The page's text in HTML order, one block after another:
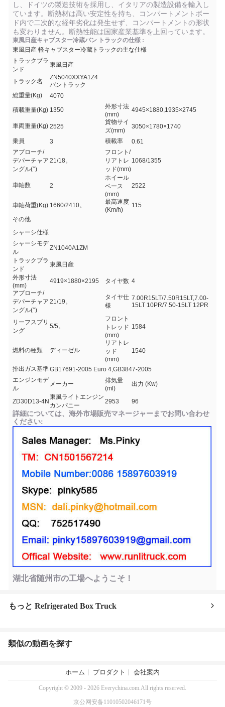
し、ドイツの製造技術を採用し、イタリアの製造設備を輸入し
ています。断熱材は高い安定性を持ち、コンパートメントボー
ド内で二次的な経年劣化は発生せず、コンパートメントの形状
も変わりません。断熱性能は国家産業基準を上回っています。
東風日産キャブスター冷蔵バン トラックの仕様 :
東風日産 軽キャブスター冷蔵トラックの主な仕様
トラックブラ
ンド
東風日産
トラック名
ZN5040XXYA1Z4
バントラック
総重量(Kg)
4070
積載重量(Kg) 1350
外形寸法
(mm)
4945×1880,1935×2745
車両重量(Kg) 2525
貨物サイ
ズ(mm)
3050×1780×1740
乗員 3 積載率
0.61
アプローチ/
デパーチャア
ングル(°)
21/18。
フロント/
リアトレ
ッド(mm)
1068/1355
車軸数 2
ホイール
ベース
(mm)
2522
車軸荷重(Kg) 1660/2410。
最高速度
(Km/h)
115
その他
シャーシ仕様
シャーシモデ
ル
ZN1040A1ZM
トラックブラ
ンド
東風日産
外形寸法
(mm)
4919×1880×2195 タイヤ数 4
アプローチ/
デパーチャア
ングル(°)
21/19。
タイヤ仕
様
7.00R15LT/7.50R15LT,7.00-
15LT 10PR/7.50-15LT 12PR
リーフスプリ
ング
5/5。
フロント
トレッド
(mm)
1584
燃料の種類 ディーゼル
リアトレ
ッド
(mm)
1540
排出ガス基準GB17691-2005 Euro 4,GB3847-2005
エンジンモデ
ル
メーカー
排気量
(ml)
出力 (Kw)
ZD30D13-4N
東風ライトエンジン
カンパニー
2953 96
詳細については、海外市場販売マネージャーまでお問い合わせ
ください:
湖北省随州市の工場へようこそ！
もっと Refrigerated Box Truck
類似の動画を探す
ホーム プロダクト 会社案内
Copyright © 2009 - 2026 Everychina.com.All rights reserved.
京公网安备11010502046171号